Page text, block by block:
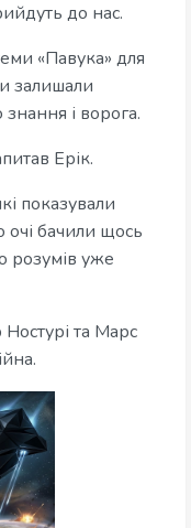
до нас.
«Павука» для
залишали
і ворога.
Ерік.
показували
очі бачили щось
розумів уже
та Марс